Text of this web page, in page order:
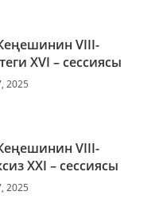
VIII-
XVI – сессиясы
2025
VIII-
XXI – сессиясы
2025